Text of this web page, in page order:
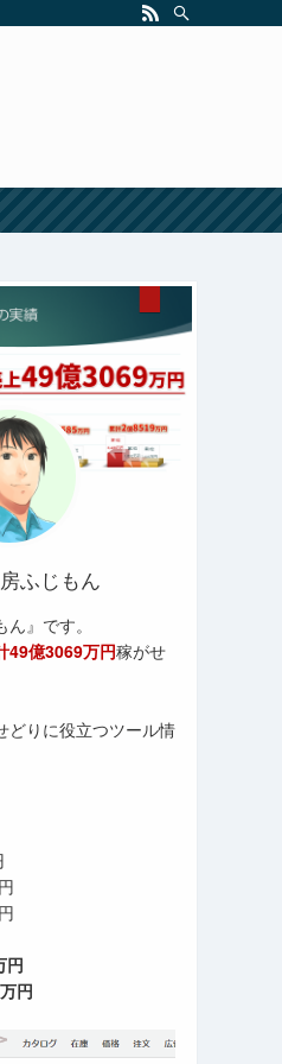
ふじもん
』です。
49億3069万円稼がせ
どりに役立つツール情
円
円